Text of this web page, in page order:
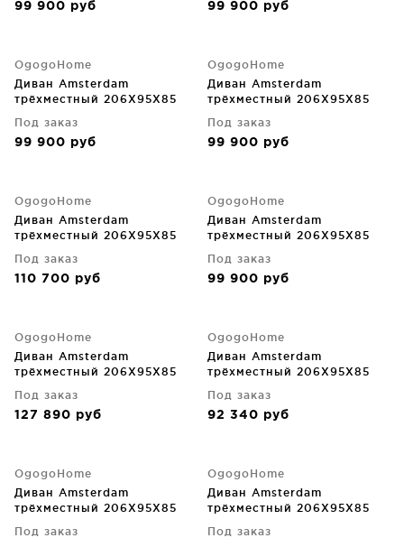
99 900 руб 99 900 руб
OgogoHome
Диван Amsterdam
трёхместный 206X95X85
Под заказ
99 900 руб
OgogoHome
Диван Amsterdam
трёхместный 206X95X85
Под заказ
99 900 руб
OgogoHome
Диван Amsterdam
трёхместный 206X95X85
Под заказ
110 700 руб
OgogoHome
Диван Amsterdam
трёхместный 206X95X85
Под заказ
99 900 руб
OgogoHome
Диван Amsterdam
трёхместный 206X95X85
Под заказ
127 890 руб
OgogoHome
Диван Amsterdam
трёхместный 206X95X85
Под заказ
92 340 руб
OgogoHome
Диван Amsterdam
трёхместный 206X95X85
Под заказ
OgogoHome
Диван Amsterdam
трёхместный 206X95X85
Под заказ